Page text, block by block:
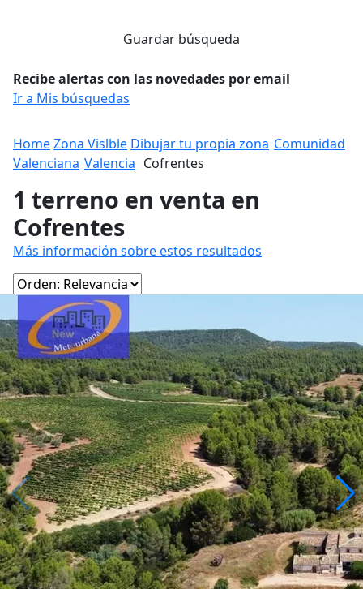
Guardar búsqueda
Recibe alertas con las novedades por email
Ir a Mis búsquedas
HomeZona Vislble Dibujar tu propia zona Comunidad
Valenciana Valencia Cofrentes
1 terreno en venta en
Cofrentes
Más información sobre estos resultados